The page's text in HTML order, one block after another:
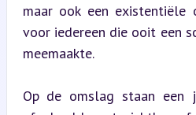
maar ook een existentiële
voor iedereen die ooit een
meemaakte.
Op de omslag staan een